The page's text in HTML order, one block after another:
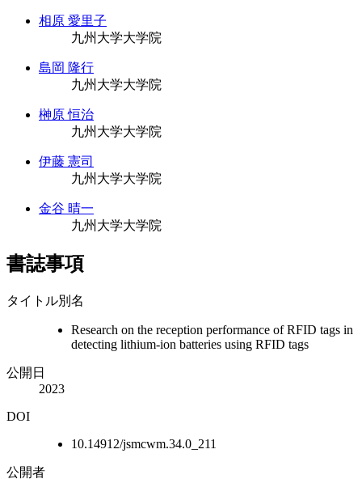
相原 愛里子
九州大学大学院
島岡 隆行
九州大学大学院
榊原 恒治
九州大学大学院
伊藤 憲司
九州大学大学院
金谷 晴一
九州大学大学院
書誌事項
タイトル別名
Research on the reception performance of RFID tags in
detecting lithium-ion batteries using RFID tags
公開日
2023
DOI
10.14912/jsmcwm.34.0_211
公開者